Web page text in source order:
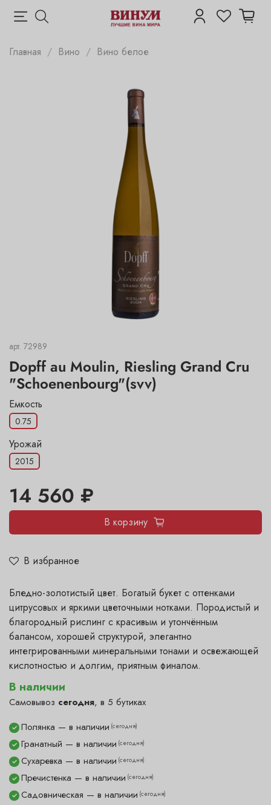
Главная Вино Вино белое
арт. 72989
Dopff au Moulin, Riesling Grand Cru
"Schoenenbourg"(svv)
В избранное
Емкость
0.75
Урожай
2015
14 560 ₽
В корзину
В наличии
Самовывоз сегодня, в 5 бутиках
✓ Гранатный — в наличии (сегодня)
✓ Полянка — в наличии (сегодня)
✓ Пречистенка — в наличии (сегодня)
✓ Садовническая — в наличии (сегодня)
✓ Сухаревка — в наличии (сегодня)
Бледно-золотистый цвет. Богатый букет с оттенками
цитрусовых и яркими цветочными нотками. Породистый и
благородный рислинг с красивым и утончённым
балансом, хорошей структурой, элегантно
интегрированными минеральными тонами и освежающей
кислотностью и долгим, приятным финалом.